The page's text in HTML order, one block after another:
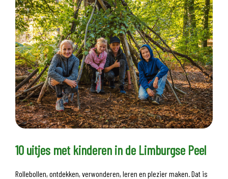
10 uitjes met kinderen in de Limburgse Peel
Rollebollen, ontdekken, verwonderen, leren en plezier maken. Dat is